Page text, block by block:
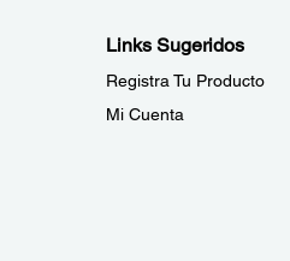
Links Sugeridos
Registra Tu Producto
Mi Cuenta